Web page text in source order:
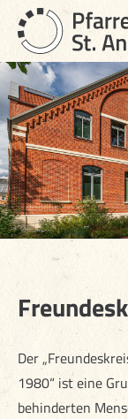
Der
1980“ ist eine
behinderten